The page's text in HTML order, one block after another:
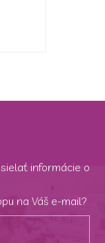
informácie o
na Váš e-mail?